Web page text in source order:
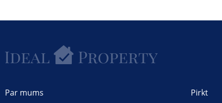
Par mums
Pirkt